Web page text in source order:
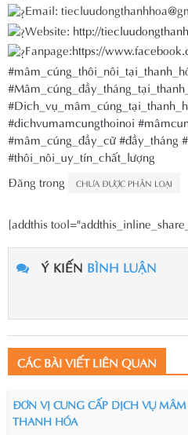
Email:
Website: http://
Fanpage:https://
#dichvumamcungthoinoi
#mâm_cúng_đầy_cữ#đầy_tháng
#thôi_nôi_uy_tín_chất_lượng
Đăng trong
CHƯA ĐƯỢC PHÂN LOẠI
[addthis
Ý KIẾN BÌNH LUẬN
CÁC BÀI VIẾT LIÊN QUAN
ĐƠN VỊ CUNG CẤP DỊCH VỤ
THANH HÓA